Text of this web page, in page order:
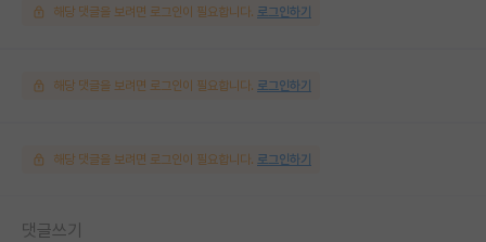
해당 댓글을 보려면 로그인이 필요합니다. 로그인하기
해당 댓글을 보려면 로그인이 필요합니다. 로그인하기
해당 댓글을 보려면 로그인이 필요합니다. 로그인하기
댓글쓰기